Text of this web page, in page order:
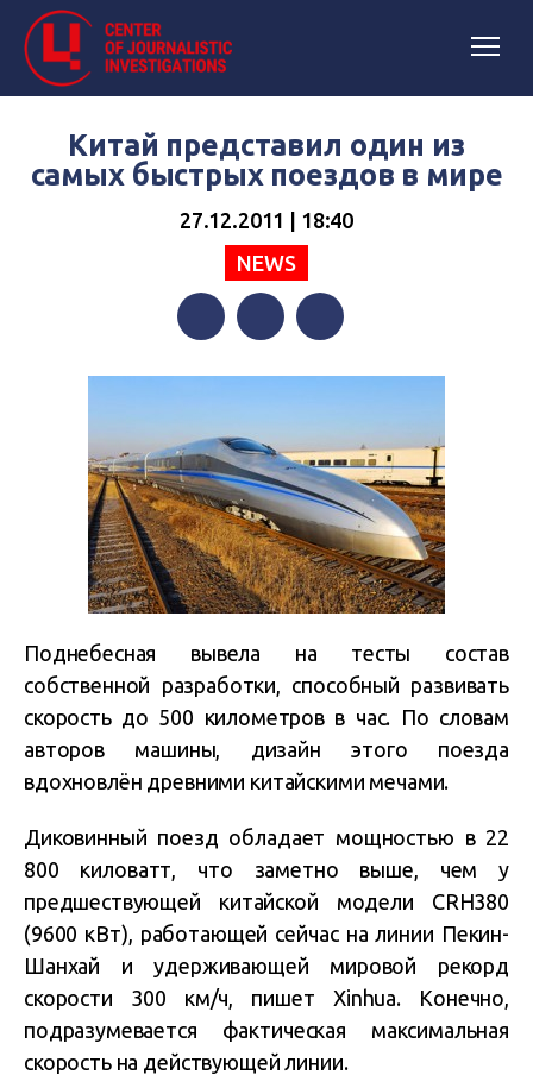
Китай представил один из
самых быстрых поездов в мире
27.12.2011 | 18:40
NEWS
Поднебесная вывела на тесты состав
собственной разработки, способный развивать
скорость до 500 километров в час. По словам
авторов машины, дизайн этого поезда
вдохновлён древними китайскими мечами.
Диковинный поезд обладает мощностью в 22
800 киловатт, что заметно выше, чем у
предшествующей китайской модели CRH380
(9600 кВт), работающей сейчас на линии Пекин-
Шанхай и удерживающей мировой рекорд
скорости 300 км/ч, пишет Xinhua. Конечно,
подразумевается фактическая максимальная
скорость на действующей линии.